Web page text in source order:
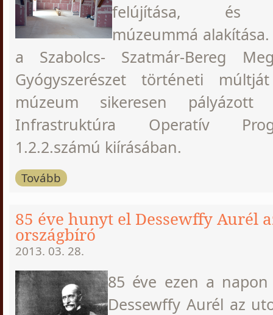
felújítása, és
múzeummá
a Szabolcs- Szatmár-Bereg
Gyógyszerészet történeti
múzeum sikeresen pályázott
Infrastruktúra Operatív
1.2.2.számú kiírásában.
Tovább
85 éve hunyt el Dessewffy Aurél
országbíró
2013. 03. 28.
85 éve ezen a
Dessewffy Aurél az